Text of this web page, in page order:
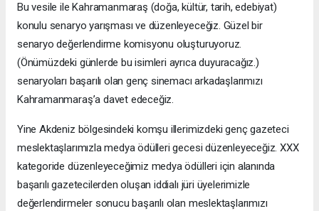
Bu vesile ile Kahramanmaraş (doğa, kültür, tarih, edebiyat)
konulu senaryo yarışması ve düzenleyeceğiz. Güzel bir
senaryo değerlendirme komisyonu oluşturuyoruz.
(Önümüzdeki günlerde bu isimleri ayrıca duyuracağız.)
senaryoları başarılı olan genç sinemacı arkadaşlarımızı
Kahramanmaraş’a davet edeceğiz.
Yine Akdeniz bölgesindeki komşu illerimizdeki genç gazeteci
meslektaşlarımızla medya ödülleri gecesi düzenleyeceğiz. XXX
kategoride düzenleyeceğimiz medya ödülleri için alanında
başarılı gazetecilerden oluşan iddialı jüri üyelerimizle
değerlendirmeler sonucu başarılı olan meslektaşlarımızı